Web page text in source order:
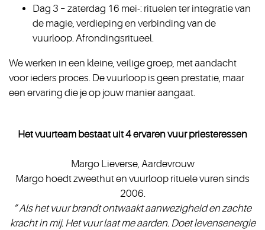
Dag 3 – zaterdag 16 mei-: rituelen ter integratie van
de magie, verdieping en verbinding van de
vuurloop. Afrondingsritueel.
We werken in een kleine, veilige groep, met aandacht
voor ieders proces. De vuurloop is geen prestatie, maar
een ervaring die je op jouw manier aangaat.
Het vuurteam bestaat uit 4 ervaren vuur priesteressen
Margo Lieverse, Aardevrouw
Margo hoedt zweethut en vuurloop rituele vuren sinds
2006.
” Als het vuur brandt ontwaakt aanwezigheid en zachte
kracht in mij. Het vuur laat me aarden. Doet levensenergie